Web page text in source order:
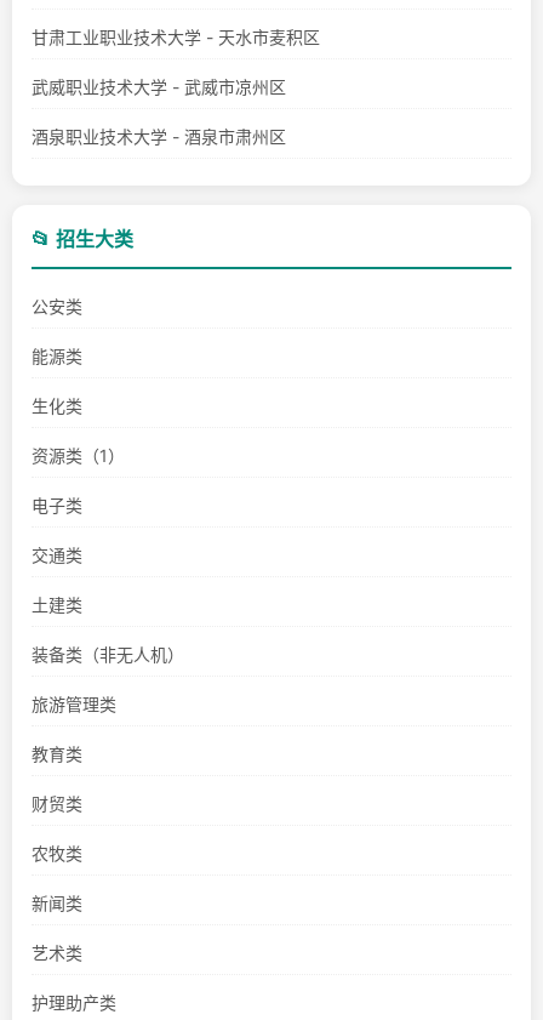
甘肃工业职业技术大学 - 天水市麦积区
武威职业技术大学 - 武威市凉州区
酒泉职业技术大学 - 酒泉市肃州区
📂 招生大类
公安类
能源类
生化类
资源类（1）
电子类
交通类
土建类
装备类（非无人机）
旅游管理类
教育类
财贸类
农牧类
新闻类
艺术类
护理助产类